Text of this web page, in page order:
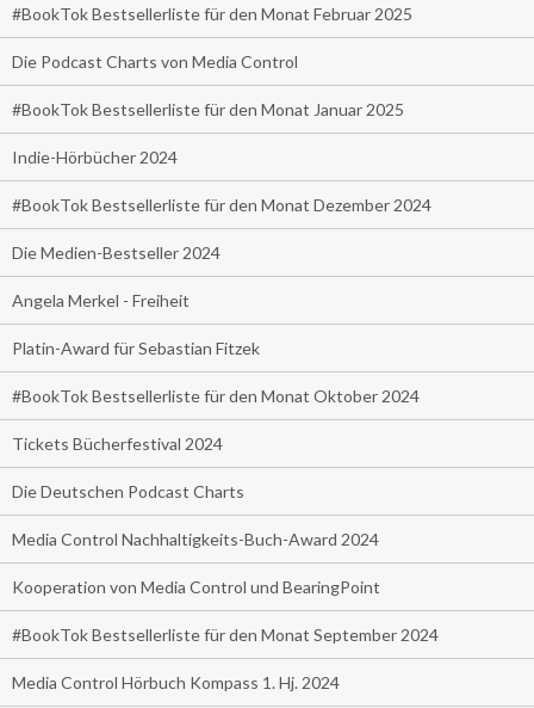
#BookTok Bestsellerliste für den Monat Februar 2025
Die Podcast Charts von Media Control
#BookTok Bestsellerliste für den Monat Januar 2025
Indie-Hörbücher 2024
#BookTok Bestsellerliste für den Monat Dezember 2024
Die Medien-Bestseller 2024
Angela Merkel - Freiheit
Platin-Award für Sebastian Fitzek
#BookTok Bestsellerliste für den Monat Oktober 2024
Tickets Bücherfestival 2024
Die Deutschen Podcast Charts
Media Control Nachhaltigkeits-Buch-Award 2024
Kooperation von Media Control und BearingPoint
#BookTok Bestsellerliste für den Monat September 2024
Media Control Hörbuch Kompass 1. Hj. 2024